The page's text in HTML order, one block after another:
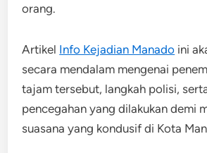
orang.
Artikel Info Kejadian Manado ini
secara mendalam mengenai
tajam tersebut, langkah polisi,
pencegahan yang dilakukan demi
suasana yang kondusif di Kota